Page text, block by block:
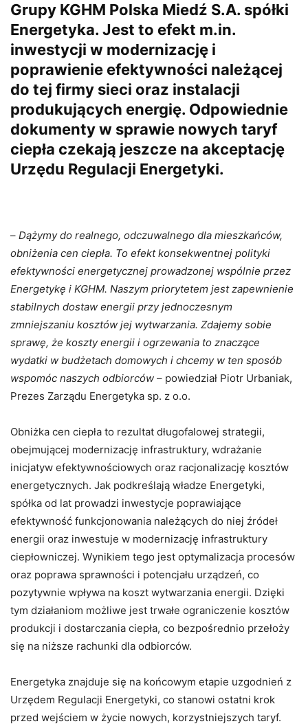
Grupy KGHM Polska Miedź S.A. spółki
Energetyka. Jest to efekt m.in.
inwestycji w modernizację i
poprawienie efektywności należącej
do tej firmy sieci oraz instalacji
produkujących energię. Odpowiednie
dokumenty w sprawie nowych taryf
ciepła czekają jeszcze na akceptację
Urzędu Regulacji Energetyki.
– Dążymy do realnego, odczuwalnego dla mieszkańców,
obniżenia cen ciepła. To efekt konsekwentnej polityki
efektywności energetycznej prowadzonej wspólnie przez
Energetykę i KGHM. Naszym priorytetem jest zapewnienie
stabilnych dostaw energii przy jednoczesnym
zmniejszaniu kosztów jej wytwarzania. Zdajemy sobie
sprawę, że koszty energii i ogrzewania to znaczące
wydatki w budżetach domowych i chcemy w ten sposób
wspomóc naszych odbiorców – powiedział Piotr Urbaniak,
Prezes Zarządu Energetyka sp. z o.o.
Obniżka cen ciepła to rezultat długofalowej strategii,
obejmującej modernizację infrastruktury, wdrażanie
inicjatyw efektywnościowych oraz racjonalizację kosztów
energetycznych. Jak podkreślają władze Energetyki,
spółka od lat prowadzi inwestycje poprawiające
efektywność funkcjonowania należących do niej źródeł
energii oraz inwestuje w modernizację infrastruktury
ciepłowniczej. Wynikiem tego jest optymalizacja procesów
oraz poprawa sprawności i potencjału urządzeń, co
pozytywnie wpływa na koszt wytwarzania energii. Dzięki
tym działaniom możliwe jest trwałe ograniczenie kosztów
produkcji i dostarczania ciepła, co bezpośrednio przełoży
się na niższe rachunki dla odbiorców.
Energetyka znajduje się na końcowym etapie uzgodnień z
Urzędem Regulacji Energetyki, co stanowi ostatni krok
przed wejściem w życie nowych, korzystniejszych taryf.